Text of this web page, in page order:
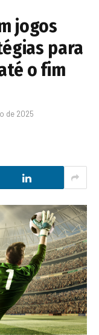
jogos
para
o fim
de 2025